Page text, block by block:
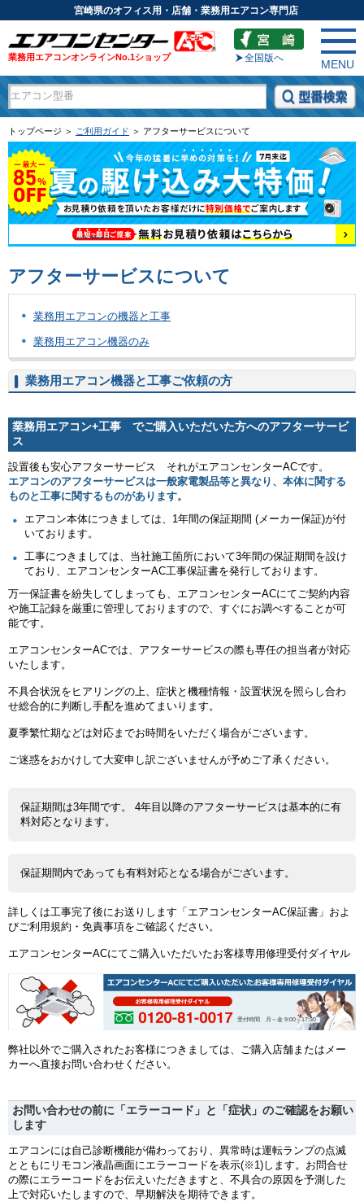
宮崎県のオフィス用・店舗・業務用エアコン専門店
業務用エアコンオンラインNo.1ショップ 全国版へ
MENU
トップページ ＞ ご利用ガイド ＞ アフターサービスについて
アフターサービスについて
業務用エアコンの機器と工事
業務用エアコン機器のみ
業務用エアコン機器と工事ご依頼の方
業務用エアコン+工事 でご購入いただいた方へのアフターサービ
ス
設置後も安心アフターサービス それがエアコンセンターACです。
エアコンのアフターサービスは一般家電製品等と異なり、本体に関する
ものと工事に関するものがあります。
エアコン本体につきましては、1年間の保証期間 (メーカー保証)が付
いております。
工事につきましては、当社施工箇所において3年間の保証期間を設け
ており、エアコンセンターAC工事保証書を発行しております。
万一保証書を紛失してしまっても、エアコンセンターACにてご契約内容
や施工記録を厳重に管理しておりますので、すぐにお調べすることが可
能です。
エアコンセンターACでは、アフターサービスの際も専任の担当者が対応
いたします。
不具合状況をヒアリングの上、症状と機種情報・設置状況を照らし合わ
せ総合的に判断し手配を進めてまいります。
夏季繁忙期などは対応までお時間をいただく場合がございます。
ご迷惑をおかけして大変申し訳ございませんが予めご了承ください。
保証期間は3年間です。 4年目以降のアフターサービスは基本的に有
料対応となります。
保証期間内であっても有料対応となる場合がございます。
詳しくは工事完了後にお送りします「エアコンセンターAC保証書」およ
びご利用規約・免責事項をご確認ください。
エアコンセンターACにてご購入いただいたお客様専用修理受付ダイヤル
受付時間 月～金 9:00～17:30
弊社以外でご購入されたお客様につきましては、ご購入店舗またはメー
カーへ直接お問い合わせください。
お問い合わせの前に「エラーコード」と「症状」のご確認をお願い
します
エアコンには自己診断機能が備わっており、異常時は運転ランプの点滅
とともにリモコン液晶画面にエラーコードを表示(※1)します。お問合せ
の際にエラーコードをお伝えいただきますと、不具合の原因を予測した
上で対応いたしますので、早期解決を期待できます。